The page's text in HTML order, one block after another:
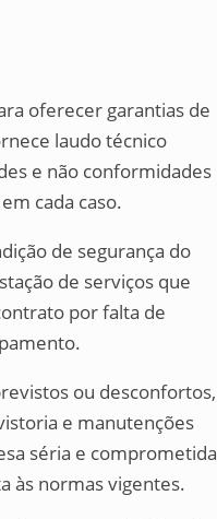
oferecer garantias de
laudo técnico
e não conformidades
cada caso.
de segurança do
de serviços que
por falta de
ou desconfortos,
e manutenções
séria e comprometida
às normas vigentes.